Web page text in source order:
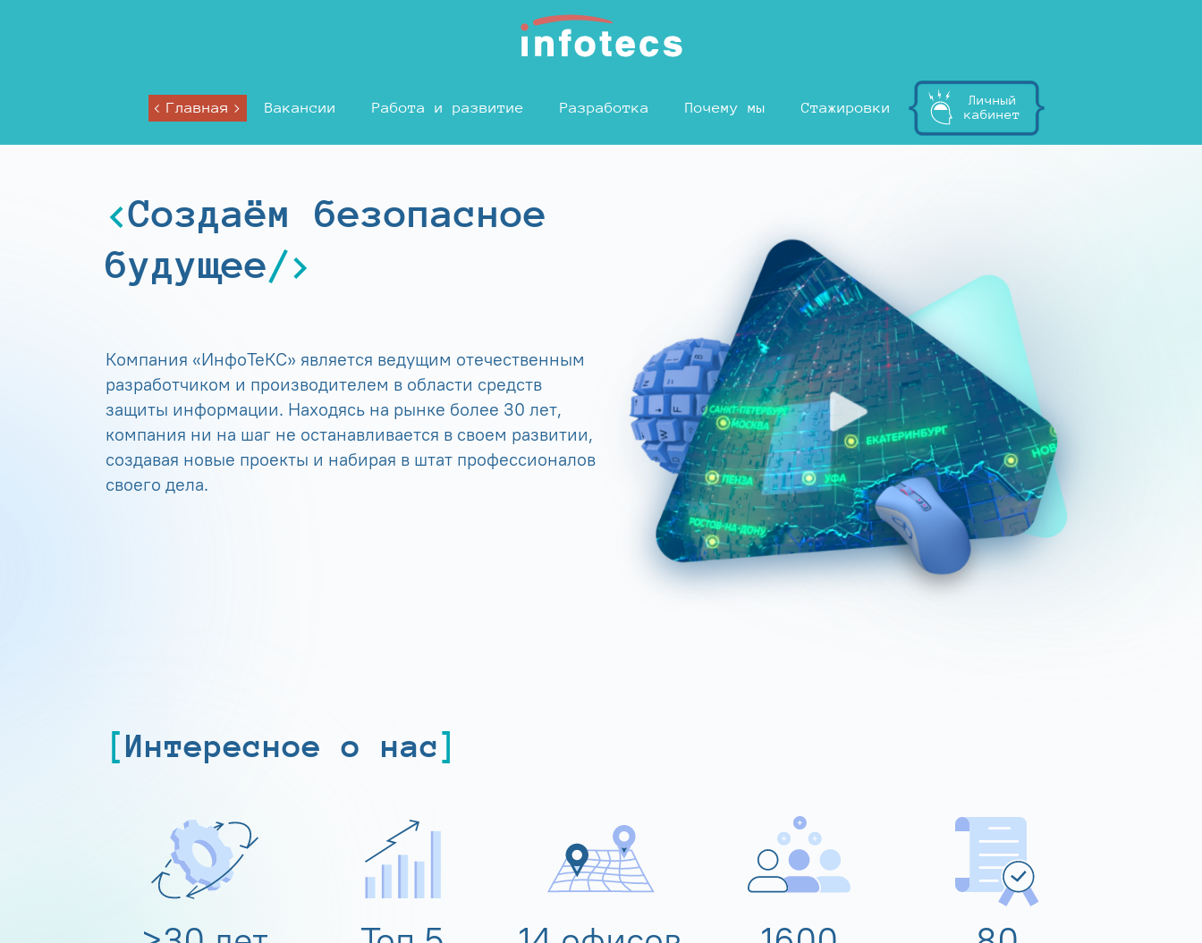
Главная Вакансии Работа и развитие Разработка Почему мы Стажировки
Личный
кабинет
Создаём безопасное
будущее
Компания «ИнфоТеКС» является ведущим отечественным
разработчиком и производителем в области средств
защиты информации. Находясь на рынке более 30 лет,
компания ни на шаг не останавливается в своем развитии,
создавая новые проекты и набирая в штат профессионалов
своего дела.
Интересное о нас